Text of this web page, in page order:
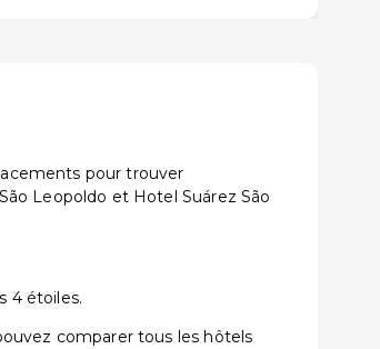
pour trouver
Leopoldo et Hotel Suárez São
4 étoiles.
comparer tous les hôtels